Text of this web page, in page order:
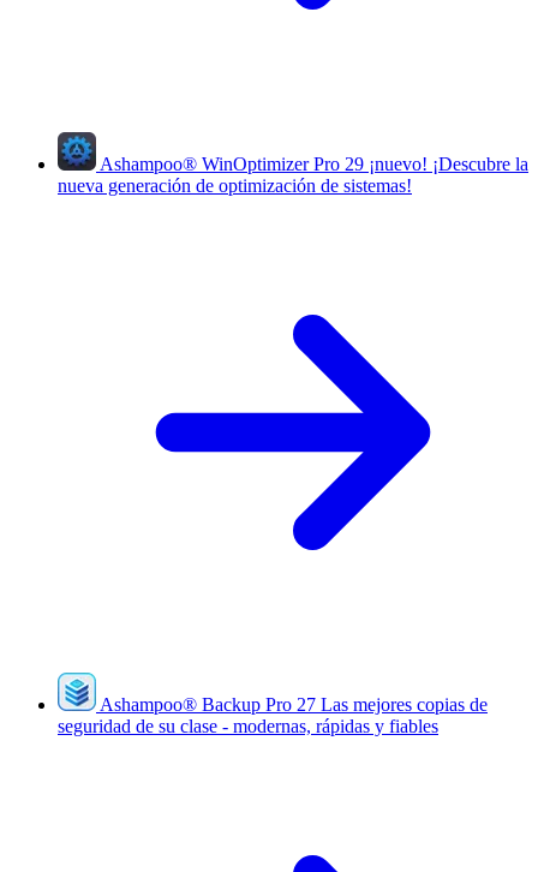
Ashampoo® WinOptimizer Pro 29 ¡nuevo! ¡Descubre la
nueva generación de optimización de sistemas!
Ashampoo® Backup Pro 27 Las mejores copias de
seguridad de su clase - modernas, rápidas y fiables